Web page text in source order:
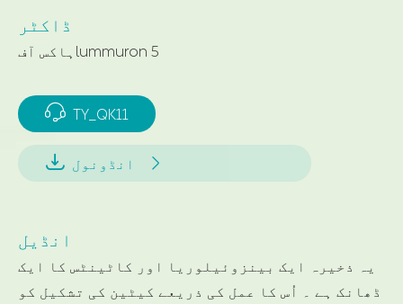
ڈاکٹر
ہاکس آفlummuron 5
 TY_QK11
 انڈونول 
انڈیل
یہ ذخیرہ ایک بینزوئیلوریا اور کاٹینٹس کا ایک
ڈھانک ہے ۔ اُس کا عمل کی ذریعے کیٹین کی تشکیل کو